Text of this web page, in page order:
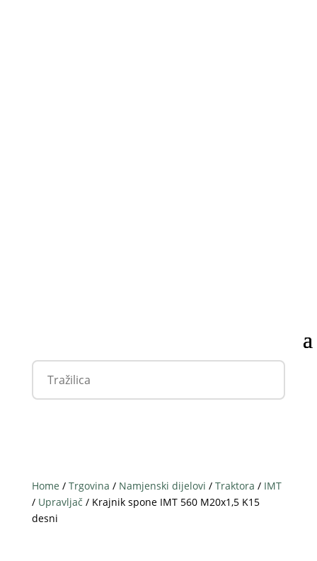
Home / Trgovina / Namjenski dijelovi / Traktora / IMT
/ Upravljač / Krajnik spone IMT 560 M20x1,5 K15
desni